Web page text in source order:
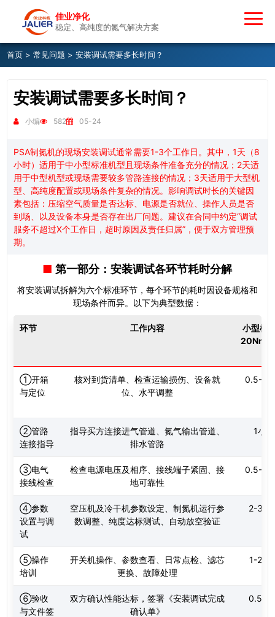
佳业净化
稳定、高纯度的氮气解决方案
首页 >常见问题 > 安装调试需要多长时间？
安装调试需要多长时间？
小编 582 05-24
PSA制氮机的现场安装调试通常需要1-3个工作日。其中，1天（8
小时）适用于中小型标准机型且现场条件准备充分的情况；2天适
用于中型机型或现场需要较多管路连接的情况；3天适用于大型机
型、高纯度配置或现场条件复杂的情况。影响调试时长的关键因
素包括：压缩空气质量是否达标、电源是否就位、操作人员是否
到场、以及设备本身是否存在出厂问题。建议在合同中约定“调试
服务不超过X个工作日，超时原因及责任归属”，便于双方管理预
期。
第一部分：安装调试各环节耗时分解
将安装调试拆解为六个标准环节，每个环节的耗时因设备规格和
现场条件而异。以下为典型数据：
环节 工作内容
小型机
20Nm³/
①开箱
与定位
核对到货清单、检查运输损伤、设备就
位、水平调整
0.5-1
②管路
连接指导
指导买方连接进气管道、氮气输出管道、
排水管路
1小时
③电气
接线检查
检查电源电压及相序、接线端子紧固、接
地可靠性
0.5-1
④参数
设置与调
试
空压机及冷干机参数设定、制氮机运行参
数调整、纯度达标测试、自动放空验证
2-3小
⑤操作
培训
开关机操作、参数查看、日常点检、滤芯
更换、故障处理
1-2小
⑥验收
与文件签
双方确认性能达标，签署《安装调试完成
确认单》
0.5小